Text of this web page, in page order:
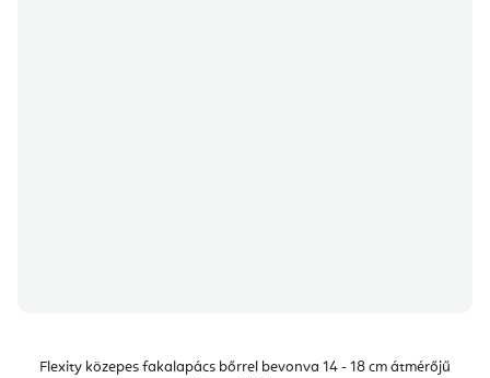
Flexity közepes fakalapács bőrrel bevonva 14 - 18 cm átmérőjű